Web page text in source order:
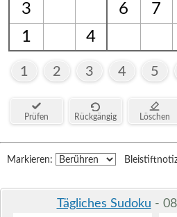
3
6 7
1
4
1 2 3 4 5
Prüfen Rückgängig Löschen
Markieren:
Tägliches Sudoku -